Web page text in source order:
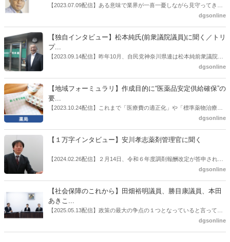
ても出席していたイイジマ薬局（長野県上田市）開設者である飯島裕
【2023.07.09配信】ある意味で業界が一喜一憂しながら見守ってきた
厚労省「医薬品の迅速・安定供給実現に向けた総合対策に関する有識
書がとりまとめられた。ドラビズon-lineでは検討会を総括する目的で
厚労省医政局医薬産業振興・医療情報企画課長（医薬産業振興・医療
情報企画課セルフケア・セルフメディケーション推進室長併任）安藤
公一氏や青山学院大学名誉教授の三村優美子氏、 日本保険薬局協会医
dgsonline
【独自インタビュー】松本純氏(前衆議院議員)に聞く／トリ
プ...
【2023.09.14配信】昨年10月、自民党神奈川県連は松本純前衆議院議
員を「自民党神奈川1区」（横浜市中区・磯子区・金沢区）の支部長
候補の前提となるもの。薬剤師に関わる政策に広く・深く関わってき
た同氏の復活に向けた薬剤師業界の期待には熱いものがある。不透明
感の払拭できない医療・介護・障害者サービスのトリプル改定等へ
の、薬剤師業界の強い危機感の裏返しといってもいいだろう。本稿で
dgsonline
【地域フォーミュラリ】作成目的に“医薬品安定供給確保”の
要...
【2023.10.24配信】これまで「医療費の適正化」や「標準薬物治療の
推進」などが目的とされることが多かった地域フォーミュラリの作
た。医薬品の安定供給確保だ。10月22日に開かれた「日本フォーミュ
飯田市）は、会員薬局から安定供給確保への強い要望があったことを
受け、安定供給確保が見込めるPPI３成分について銘柄を含めて選定
dgsonline
【１万字インタビュー】安川孝志薬剤管理官に聞く
【2024.02.26配信】２月14日、令和６年度調剤報酬改定が答申され
た。本紙では、厚生労働省保険局医療課・薬剤管理官の安川孝志氏
dgsonline
【社会保障のこれから】田畑裕明議員、勝目康議員、本田
あきこ...
【2025.05.13配信】政策の最大の争点の１つとなっていると言っても
よいのが社会保障のこれからのあり方だ。特に与党では、政府関係者
dgsonline